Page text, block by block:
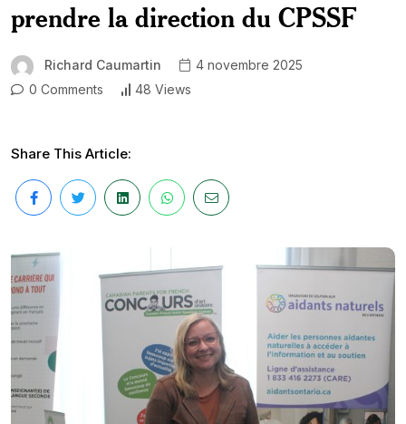
prendre la direction du CPSSF
Richard Caumartin
4 novembre 2025
0 Comments
48 Views
Share This Article: